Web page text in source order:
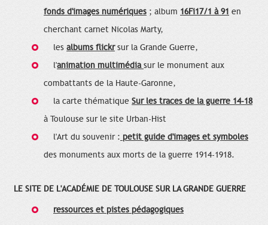
fonds d'images numériques ; album 16Fi17/1 à 91 en
cherchant carnet Nicolas Marty,
les albums flickrsur la Grande Guerre,
l'animation multimédiasur le monument aux
combattants de la Haute-Garonne,
la carte thématique Sur les traces de la guerre 14-18
à Toulouse sur le site Urban-Hist
l'Art du souvenir : petit guide d'images et symboles
des monuments aux morts de la guerre 1914-1918.
LE SITE DE L'ACADÉMIE DE TOULOUSE SUR LA GRANDE GUERRE
ressources et pistes pédagogiques